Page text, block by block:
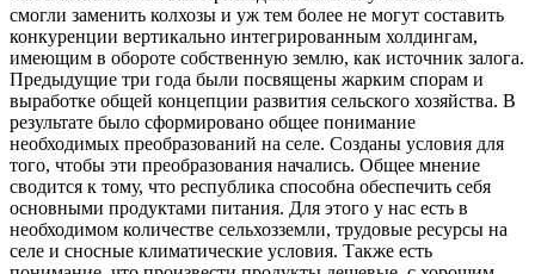
смогли заменить колхозы и уж тем более не могут составить
конкуренции вертикально интегрированным холдингам,
имеющим в обороте собственную землю, как источник залога.
Предыдущие три года были посвящены жарким спорам и
выработке общей концепции развития сельского хозяйства. В
результате было сформировано общее понимание
необходимых преобразований на селе. Созданы условия для
того, чтобы эти преобразования начались. Общее мнение
сводится к тому, что республика способна обеспечить себя
основными продуктами питания. Для этого у нас есть в
необходимом количестве сельхозземли, трудовые ресурсы на
селе и сносные климатические условия. Также есть